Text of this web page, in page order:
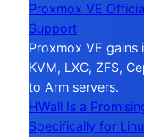
Proxmox VE
Support
Proxmox VE
KVM, LXC, ZFS,
to Arm servers.
HWall Is a
Specifically for